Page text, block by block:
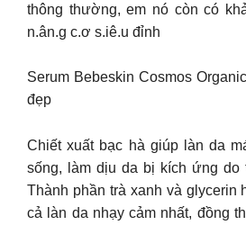
thông thường, em nó còn có
n.ân.g c.ơ s.iê.u đỉnh
Serum Bebeskin Cosmos
đẹp
Chiết xuất bạc hà giúp làn da
sống, làm dịu da bị kích ứng do
Thành phần trà xanh và glycerin
cả làn da nhạy cảm nhất, đồng